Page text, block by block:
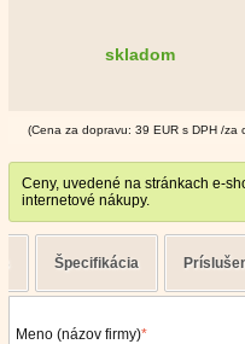
skladom
(Cena za dopravu: 39 EUR s DPH /
Ceny, uvedené na stránkach e-
internetové nákupy.
Špecifikácia
Meno (názov firmy)*